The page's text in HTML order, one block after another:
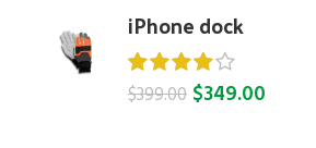
iPhone dock
$399.00 $349.00